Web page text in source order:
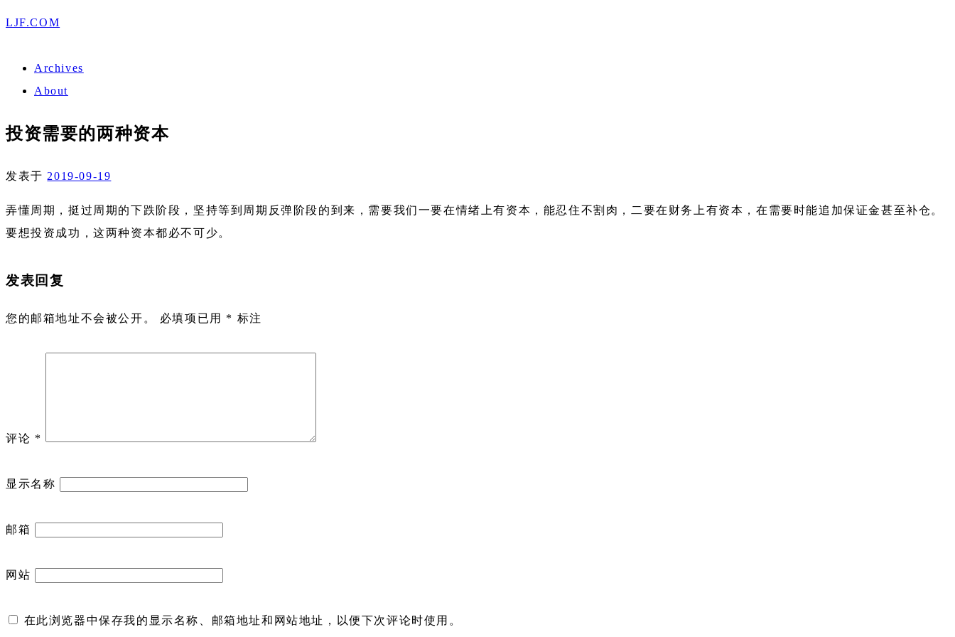
LJF.COM
Archives
About
投资需要的两种资本
发表于 2019-09-19
弄懂周期，挺过周期的下跌阶段，坚持等到周期反弹阶段的到来，需要我们一要在情绪上有资本，能忍住不割肉，二要在财务上有资本，在需要时能追加保证金甚至补仓。
要想投资成功，这两种资本都必不可少。
发表回复
您的邮箱地址不会被公开。 必填项已用 * 标注
评论 *
显示名称
邮箱
网站
在此浏览器中保存我的显示名称、邮箱地址和网站地址，以便下次评论时使用。